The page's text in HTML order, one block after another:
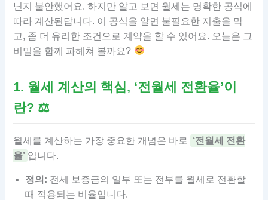
닌지 불안했어요. 하지만 알고 보면 월세는 명확한 공식에
따라 계산된답니다. 이 공식을 알면 불필요한 지출을 막
고, 좀 더 유리한 조건으로 계약을 할 수 있어요. 오늘은 그
비밀을 함께 파헤쳐 볼까요?
1. 월세 계산의 핵심, ‘전월세 전환율’이
란? ⚖
월세를 계산하는 가장 중요한 개념은 바로
‘전월세 전환
율’ 입니다.
정의: 전세 보증금의 일부 또는 전부를 월세로 전환할
때 적용되는 비율입니다.